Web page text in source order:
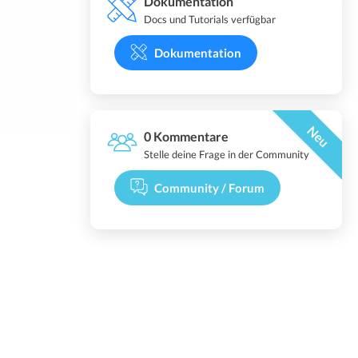
Docs und Tutorials verfügbar
Dokumentation
0 Kommentare Neu
Stelle deine Frage in der Community
Community / Forum